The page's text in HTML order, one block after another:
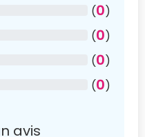
(0)
(0)
(0)
(0)
avis